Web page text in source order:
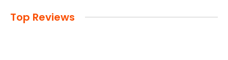
Top Reviews